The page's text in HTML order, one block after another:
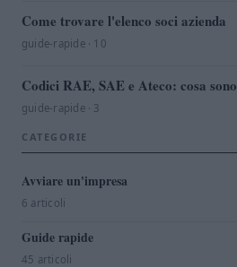
Come trovare l'elenco soci azienda
guide-rapide · 10
Codici RAE, SAE e Ateco: cosa sono
guide-rapide · 3
CATEGORIE
Avviare un'impresa
6 articoli
Guide rapide
45 articoli